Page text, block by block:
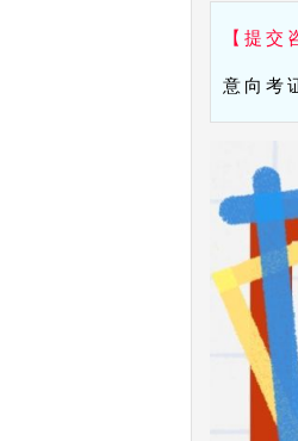
【提交
意向考